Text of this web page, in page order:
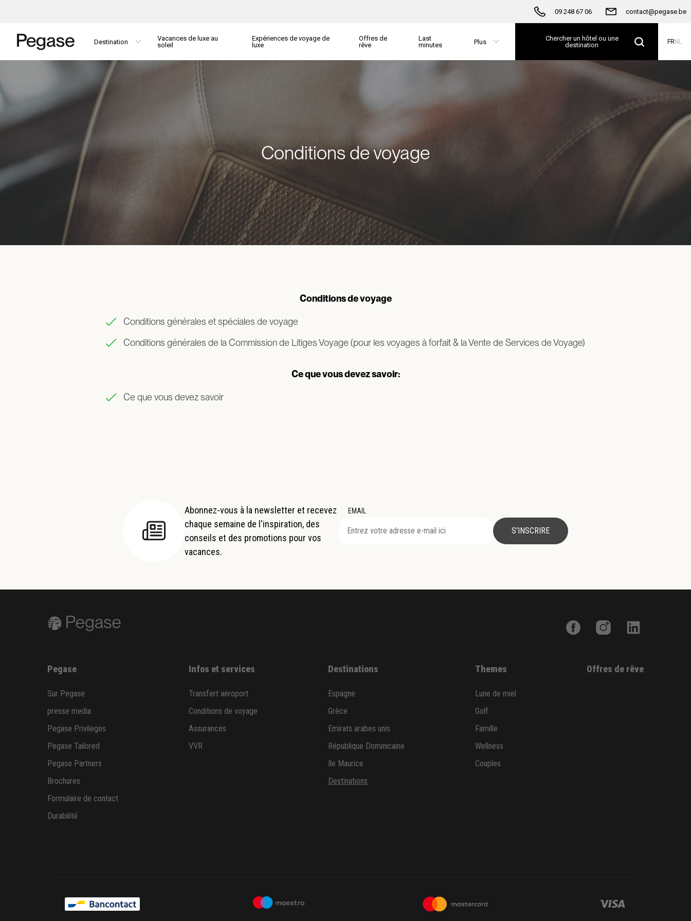
09 248 67 06 contact@pegase.be
Destination
Vacances de luxe au
soleil
Expériences de voyage de
luxe
Offres de
rêve
Last
minutes
Plus
Chercher un hôtel ou une
destination
FRNL
Conditions de voyage
Conditions de voyage
Conditions générales et spéciales de voyage
Conditions générales de la Commission de Litiges Voyage (pour les voyages à forfait & la Vente de Services de Voyage)
Ce que vous devez savoir:
Ce que vous devez savoir
Abonnez-vous à la newsletter et recevez
chaque semaine de l'inspiration, des
conseils et des promotions pour vos
vacances.
EMAIL
S'INSCRIRE
Pegase
Sur Pegase
presse media
Pegase Privileges
Pegase Tailored
Pegase Partners
Brochures
Formulaire de contact
Durabilité
Infos et services
Transfert aéroport
Conditions de voyage
Assurances
VVR
Destinations
Espagne
Grèce
Emirats arabes unis
République Dominicaine
Ile Maurice
Destinations
Themes
Lune de miel
Golf
Famille
Wellness
Couples
Offres de rêve